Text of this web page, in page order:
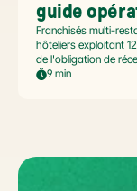
guide
Franchisés multi-
hôteliers exploitant
de l'obligation de
commerçants multi-
9 min